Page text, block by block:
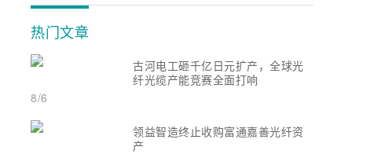
热门文章
古河电工砸千亿日元扩产，全球光
纤光缆产能竞赛全面打响
8/6
领益智造终止收购富通嘉善光纤资
产